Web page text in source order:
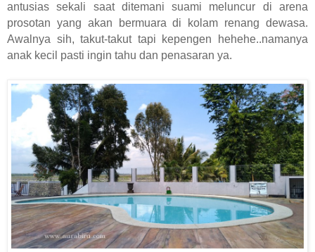
antusias sekali saat ditemani suami meluncur di arena
prosotan yang akan bermuara di kolam renang dewasa.
Awalnya sih, takut-takut tapi kepengen hehehe..namanya
anak kecil pasti ingin tahu dan penasaran ya.